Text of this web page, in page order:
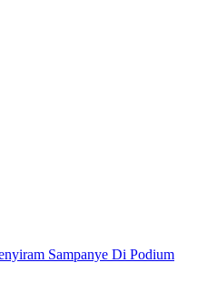
Sampanye Di Podium